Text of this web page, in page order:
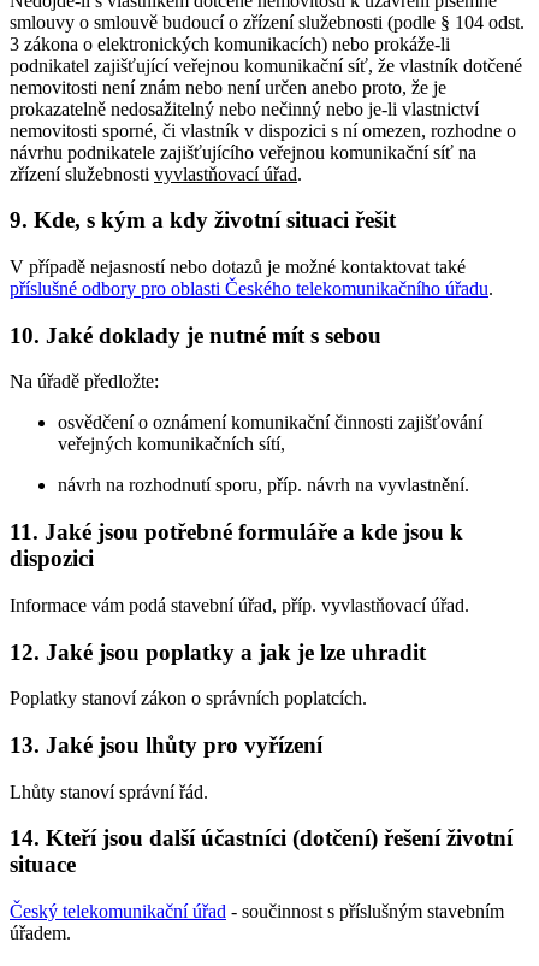
smlouvy o smlouvě budoucí o zřízení služebnosti (podle § 104 odst.
3 zákona o elektronických komunikacích) nebo prokáže-li
podnikatel zajišťující veřejnou komunikační síť, že vlastník dotčené
nemovitosti není znám nebo není určen anebo proto, že je
prokazatelně nedosažitelný nebo nečinný nebo je-li vlastnictví
nemovitosti sporné, či vlastník v dispozici s ní omezen, rozhodne o
návrhu podnikatele zajišťujícího veřejnou komunikační síť na
zřízení služebnosti vyvlastňovací úřad.
9. Kde, s kým a kdy životní situaci řešit
V případě nejasností nebo dotazů je možné kontaktovat také
příslušné odbory pro oblasti Českého telekomunikačního úřadu.
10. Jaké doklady je nutné mít s sebou
Na úřadě předložte:
osvědčení o oznámení komunikační činnosti zajišťování
veřejných komunikačních sítí,
návrh na rozhodnutí sporu, příp. návrh na vyvlastnění.
11. Jaké jsou potřebné formuláře a kde jsou k
dispozici
Informace vám podá stavební úřad, příp. vyvlastňovací úřad.
12. Jaké jsou poplatky a jak je lze uhradit
Poplatky stanoví zákon o správních poplatcích.
13. Jaké jsou lhůty pro vyřízení
Lhůty stanoví správní řád.
14. Kteří jsou další účastníci (dotčení) řešení životní
situace
Český telekomunikační úřad - součinnost s příslušným stavebním
úřadem.